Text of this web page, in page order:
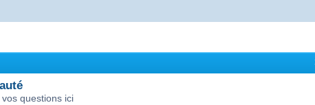
questions ici